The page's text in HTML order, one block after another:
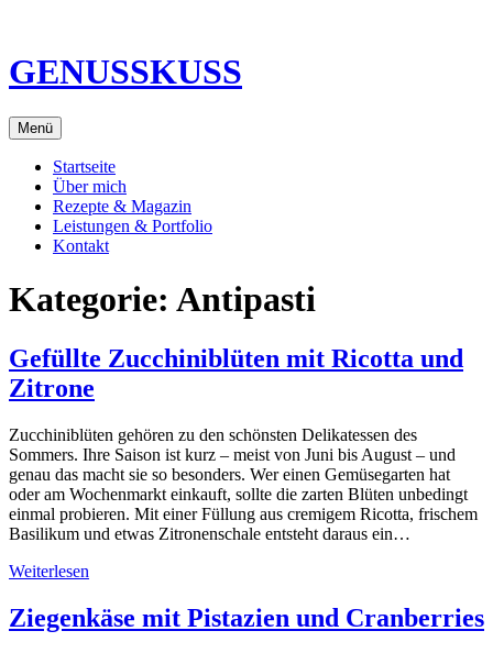
Inhalt
GENUSSKUSS
Menü
Startseite
Über mich
Rezepte & Magazin
Leistungen & Portfolio
Kontakt
Kategorie: Antipasti
Gefüllte Zucchiniblüten mit Ricotta und
Zitrone
Zucchiniblüten gehören zu den schönsten Delikatessen des
Sommers. Ihre Saison ist kurz – meist von Juni bis August – und
genau das macht sie so besonders. Wer einen Gemüsegarten hat
oder am Wochenmarkt einkauft, sollte die zarten Blüten unbedingt
einmal probieren. Mit einer Füllung aus cremigem Ricotta, frischem
Basilikum und etwas Zitronenschale entsteht daraus ein…
Weiterlesen
Ziegenkäse mit Pistazien und Cranberries